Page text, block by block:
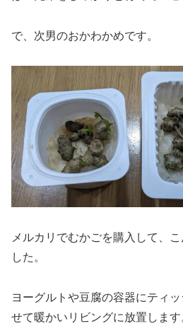
で、次男のおかわかめです。
メルカリでむかごを購入して、
した。
ヨーグルトや豆腐の容器にティ
せて暖かいリビングに放置します